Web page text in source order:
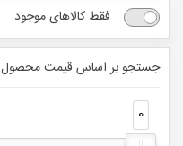
فقط کالاهای موجود
جستجو بر اساس قیمت محصول
0
0